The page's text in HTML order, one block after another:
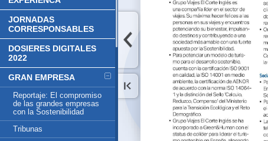
JORNADAS
CORRESPONSABLES
DOSIERES DIGITALES
2022
GRAN EMPRESA
Reportaje: El compromiso
de las grandes empresas
con la Sostenibilidad
Tribunas